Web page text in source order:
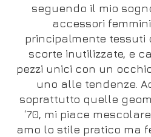
seguendo il mio
accessori
principalmente tessuti
scorte inutilizzate, e
pezzi unici con un
uno alle tendenze.
soprattutto quelle
‘70, mi piace
amo lo stile pratico ma